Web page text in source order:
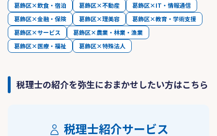
葛飾区×飲食・宿泊
葛飾区×不動産
葛飾区×IT・情報通信
葛飾区×金融・保険
葛飾区×理美容
葛飾区×教育・学術支援
葛飾区×サービス
葛飾区×農業・林業・漁業
葛飾区×医療・福祉
葛飾区×特殊法人
税理士の紹介を弥生におまかせしたい方はこちら
税理士紹介サービス